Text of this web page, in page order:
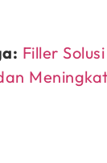
Filler